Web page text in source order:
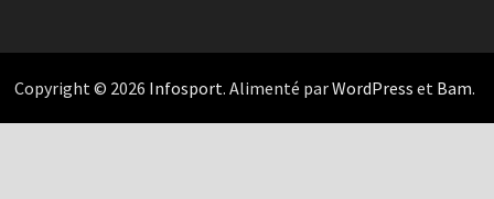
Copyright © 2026 Infosport. Alimenté parWordPress et Bam.